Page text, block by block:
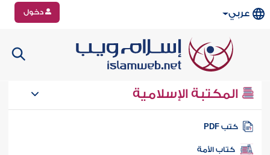
عربي دخول
المكتبة الإسلامية
كتب PDF